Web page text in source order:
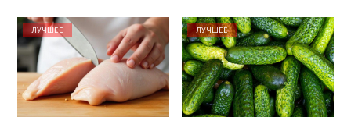
ЛУЧШЕЕ ЛУЧШЕЕ